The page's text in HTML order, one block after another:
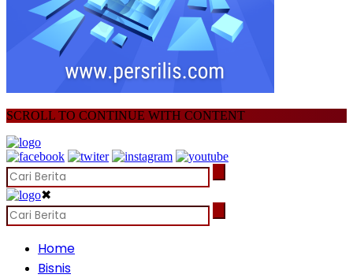
SCROLL TO CONTINUE WITH CONTENT
✖
Home
Bisnis